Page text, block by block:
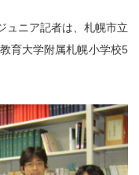
ュニア記者は、札幌市立
育大学附属札幌小学校5